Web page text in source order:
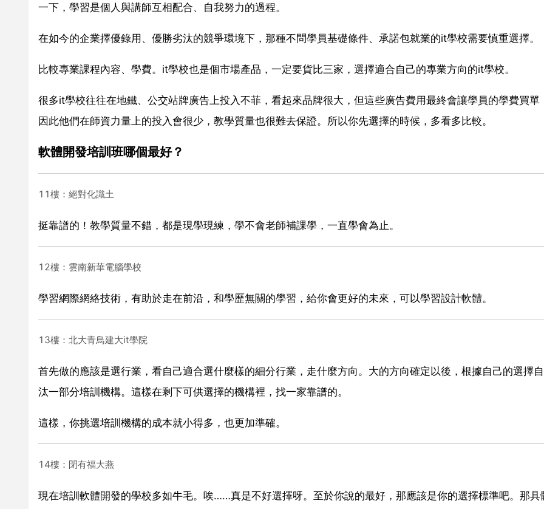
一下，學習是個人與講師互相配合、自我努力的過程。
在如今的企業擇優錄用、優勝劣汰的競爭環境下，那種不問學員基礎條件、承諾包就業的it學校需要慎重選擇。
比較專業課程內容、學費。it學校也是個市場產品，一定要貨比三家，選擇適合自己的專業方向的it學校。
很多it學校往往在地鐵、公交站牌廣告上投入不菲，看起來品牌很大，但這些廣告費用最終會讓學員的學費買單
因此他們在師資力量上的投入會很少，教學質量也很難去保證。所以你先選擇的時候，多看多比較。
軟體開發培訓班哪個最好？
11樓：絕對化識土
挺靠譜的！教學質量不錯，都是現學現練，學不會老師補課學，一直學會為止。
12樓：雲南新華電腦學校
學習網際網絡技術，有助於走在前沿，和學歷無關的學習，給你會更好的未來，可以學習設計軟體。
13樓：北大青鳥建大it學院
首先做的應該是選行業，看自己適合選什麼樣的細分行業，走什麼方向。大的方向確定以後，根據自己的選擇
汰一部分培訓機構。這樣在剩下可供選擇的機構裡，找一家靠譜的。
這樣，你挑選培訓機構的成本就小得多，也更加準確。
14樓：閉有福大燕
現在培訓軟體開發的學校多如牛毛。唉……真是不好選擇呀。至於你說的最好，那應該是你的選擇標準吧。那具